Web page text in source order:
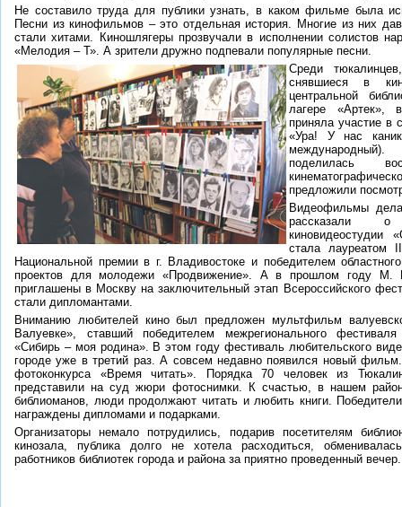
Не составило труда для публики узнать, в каком фильме была
Песни из кинофильмов – это отдельная история. Многие из них
стали хитами. Киношлягеры прозвучали в исполнении солистов
«Мелодия – Т». А зрители дружно подпевали популярные песни.
Среди
снявшиеся в
центральной
лагере «Артек»,
приняла участие в
«Ура! У нас
поделилась
предложили
Видеофильмы
рассказали о
киновидеостудии
стала лауреатом
Национальной премии в г. Владивостоке и победителем
проектов для молодежи «Продвижение». А в прошлом году М.
приглашены в Москву на заключительный этап Всероссийского
стали дипломантами.
Вниманию любителей кино был предложен мультфильм
Валуевке», ставший победителем межрегионального
«Сибирь – моя родина». В этом году фестиваль любительского
городе уже в третий раз. А совсем недавно появился новый
фотоконкурса «Время читать». Порядка 70 человек из
представили на суд жюри фотоснимки. К счастью, в нашем
библиоманов, люди продолжают читать и любить книги.
награждены дипломами и подарками.
Организаторы немало потрудились, подарив посетителям
кинозала, публика долго не хотела расходиться,
работников библиотек города и района за приятно проведенный вечер.